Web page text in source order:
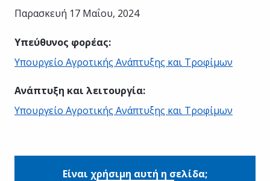
Παρασκευή 17 Μαΐου, 2024
Υπεύθυνος φορέας:
Υπουργείο Αγροτικής Ανάπτυξης και Τροφίμων
Ανάπτυξη και λειτουργία:
Υπουργείο Αγροτικής Ανάπτυξης και Τροφίμων
Είναι χρήσιμη αυτή η σελίδα;